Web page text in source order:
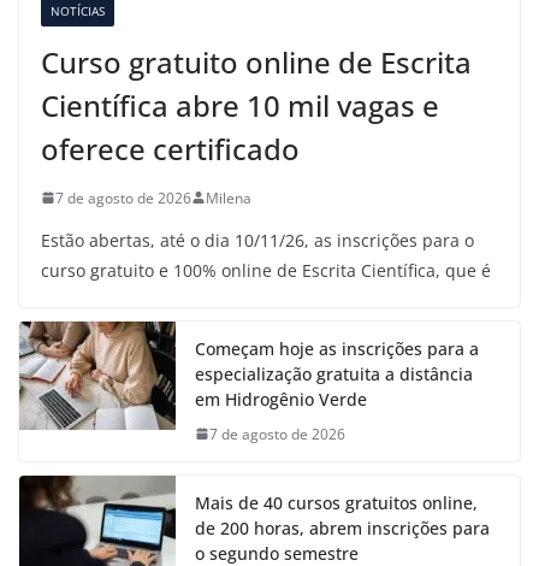
NOTÍCIAS
Curso gratuito online de Escrita
Científica abre 10 mil vagas e
oferece certificado
7 de agosto de 2026 Milena
Estão abertas, até o dia 10/11/26, as inscrições para o
curso gratuito e 100% online de Escrita Científica, que é
Começam hoje as inscrições para a
especialização gratuita a distância
em Hidrogênio Verde
7 de agosto de 2026
Mais de 40 cursos gratuitos online,
de 200 horas, abrem inscrições para
o segundo semestre